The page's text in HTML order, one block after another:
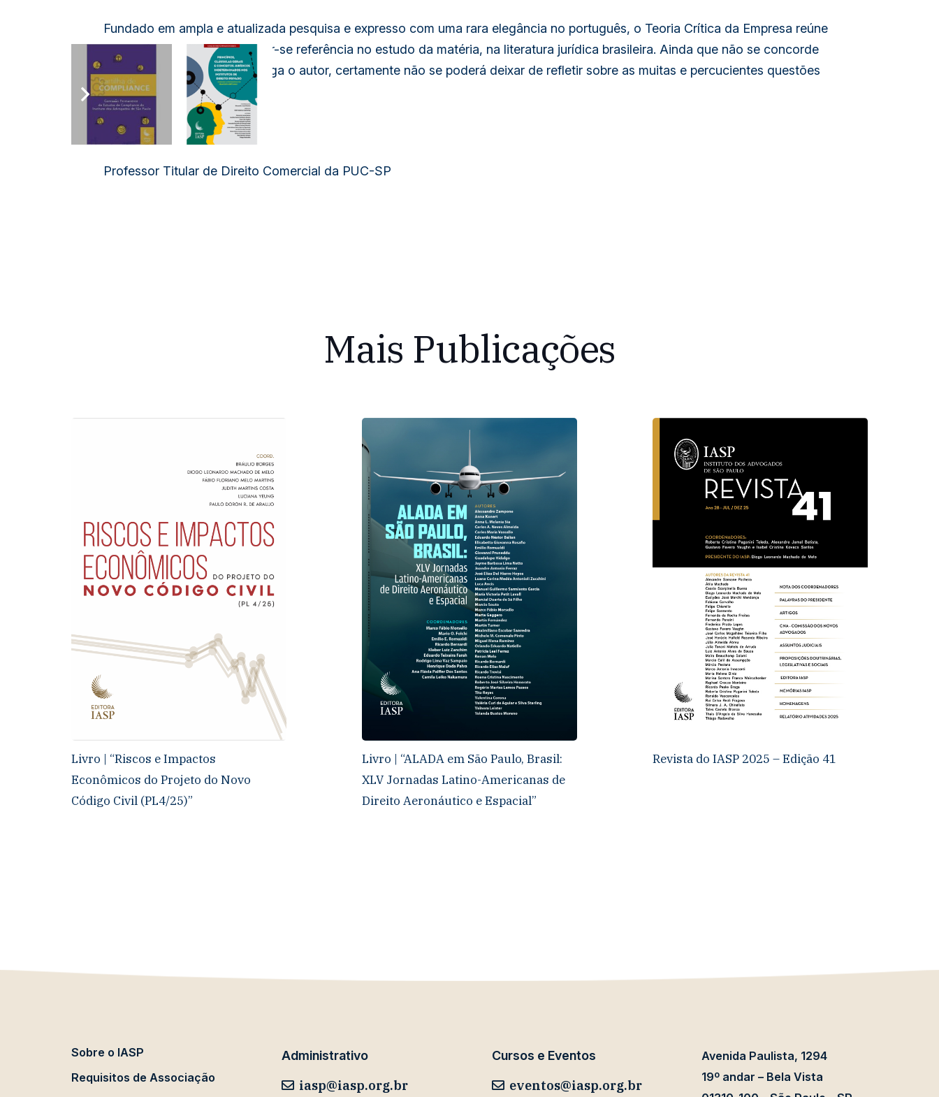
Fundado em ampla e atualizada pesquisa e expresso com uma rara elegância no português, o Teoria Crítica da Empresa reúne
todos os atributos para tornar-se referência no estudo da matéria, na literatura jurídica brasileira. Ainda que não se concorde
com os resultados a que chega o autor, certamente não se poderá deixar de refletir sobre as muitas e percucientes questões
que suscita.”
Fábio Ulhoa Coelho
Professor Titular de Direito Comercial da PUC-SP
Mais Publicações
Livro | “Riscos e Impactos
Econômicos do Projeto do Novo
Código Civil (PL4/25)”
Livro | “ALADA em São Paulo, Brasil:
XLV Jornadas Latino-Americanas de
Direito Aeronáutico e Espacial”
Revista do IASP 2025 – Edição 41
Sobre o IASP
Requisitos de Associação
Administrativo
iasp@iasp.org.br
Cursos e Eventos
eventos@iasp.org.br
Avenida Paulista, 1294
19º andar – Bela Vista